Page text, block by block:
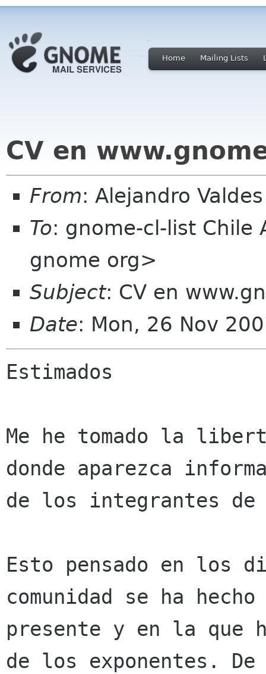
Home Mailing Lists
CV en
From: Alejandro
To: gnome-cl-list Chile
gnome org>
Subject: CV en
Date: Mon, 26 Nov
Estimados
Me he tomado la
donde aparezca
de los integrantes de
Esto pensado en los
comunidad se ha hecho
presente y en la que
de los exponentes. De